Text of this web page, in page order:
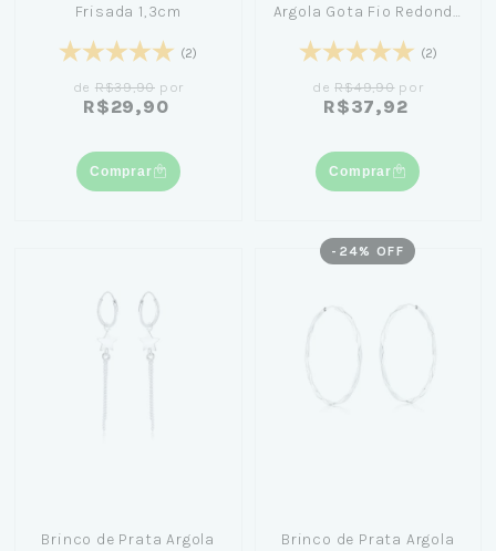
Frisada 1,3cm
(2)
de R$39,90 por
R$29,90
Comprar
Argola Gota Fio Redondo
(2)
deR$49,90por
R$37,92
Comprar
Brinco de Prata Argola
- 24% OFF
Brinco de Prata Argola